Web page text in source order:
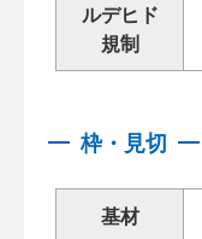
ルデヒド
規制
枠・見切
基材